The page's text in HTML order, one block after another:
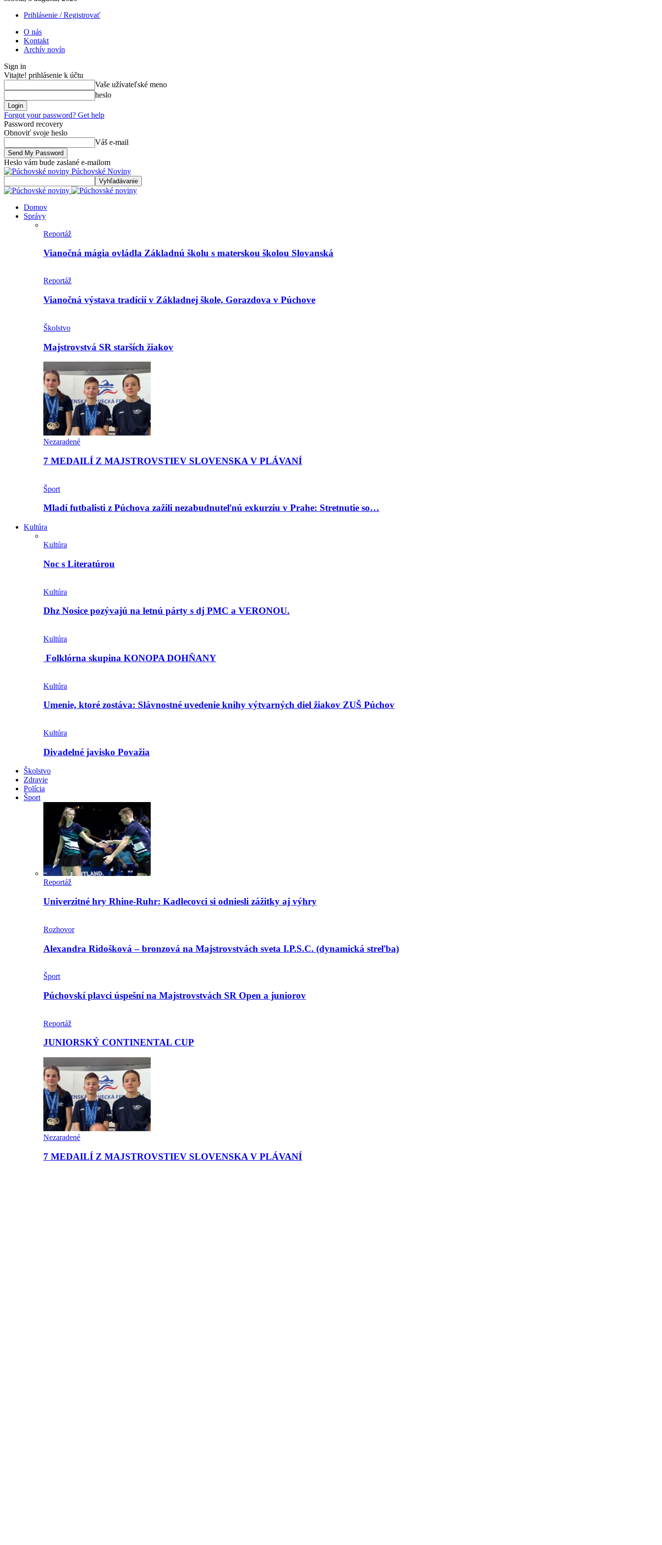
Prihlásenie / Registrovať
O nás
Kontakt
Archív novín
Sign in
Vitajte! prihlásenie k účtu
Vaše užívateľské meno
heslo
Forgot your password? Get help
Password recovery
Obnoviť svoje heslo
Váš e-mail
Heslo vám bude zaslané e-mailom
Púchovské Noviny
Domov
Správy
Reportáž
Vianočná mágia ovládla Základnú školu s materskou školou Slovanská
Reportáž
Vianočná výstava tradícií v Základnej škole, Gorazdova v Púchove
Školstvo
Majstrovstvá SR starších žiakov
Nezaradené
7 MEDAILÍ Z MAJSTROVSTIEV SLOVENSKA V PLÁVANÍ
Šport
Mladí futbalisti z Púchova zažili nezabudnuteľnú exkurziu v Prahe: Stretnutie so…
Kultúra
Kultúra
Noc s Literatúrou
Kultúra
Dhz Nosice pozývajú na letnú párty s dj PMC a VERONOU.
Kultúra
Folklórna skupina KONOPA DOHŇANY
Kultúra
Umenie, ktoré zostáva: Slávnostné uvedenie knihy výtvarných diel žiakov ZUŠ Púchov
Kultúra
Divadelné javisko Považia
Školstvo
Zdravie
Polícia
Šport
Reportáž
Univerzitné hry Rhine-Ruhr: Kadlecovci si odniesli zážitky aj výhry
Rozhovor
Alexandra Ridošková – bronzová na Majstrovstvách sveta I.P.S.C. (dynamická streľba)
Šport
Púchovskí plavci úspešní na Majstrovstvách SR Open a juniorov
Reportáž
JUNIORSKÝ CONTINENTAL CUP
Nezaradené
7 MEDAILÍ Z MAJSTROVSTIEV SLOVENSKA V PLÁVANÍ